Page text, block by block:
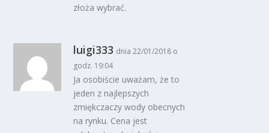
złoża wybrać.
luigi333 dnia 22/01/2018 o
godz. 19:04
Ja osobiście uważam, że to
jeden z najlepszych
zmiękczaczy wody obecnych
na rynku. Cena jest